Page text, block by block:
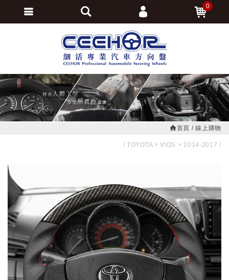
首頁 線上購物
TOYOTA VIOS 2014-2017
0
會員登入
會員註冊
訂單查詢
追蹤清單
繁體中文